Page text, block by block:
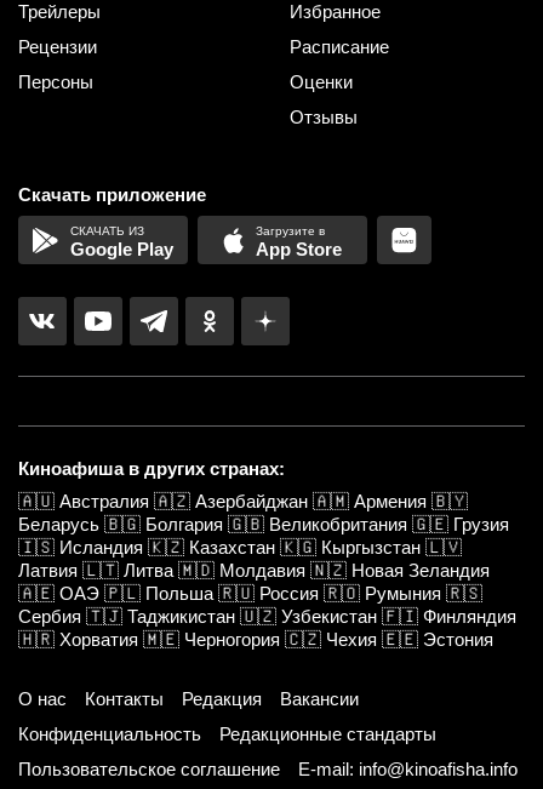
Трейлеры
Рецензии
Персоны
Избранное
Расписание
Оценки
Отзывы
Скачать приложение
Google Play App Store
Киноафиша в других странах:
🇦🇺 Австралия 🇦🇿 Азербайджан 🇦🇲 Армения 🇧🇾
Беларусь 🇧🇬 Болгария 🇬🇧 Великобритания 🇬🇪 Грузия
🇮🇸 Исландия 🇰🇿 Казахстан 🇰🇬 Кыргызстан 🇱🇻
Латвия 🇱🇹 Литва 🇲🇩 Молдавия 🇳🇿 Новая Зеландия
🇦🇪 ОАЭ 🇵🇱 Польша 🇷🇺 Россия 🇷🇴 Румыния 🇷🇸
Сербия 🇹🇯 Таджикистан 🇺🇿 Узбекистан 🇫🇮 Финляндия
🇭🇷 Хорватия 🇲🇪 Черногория 🇨🇿 Чехия 🇪🇪 Эстония
О нас Контакты Редакция
Вакансии
Конфиденциальность
Редакционные стандарты
Пользовательское соглашение
E-mail: info@kinoafisha.info